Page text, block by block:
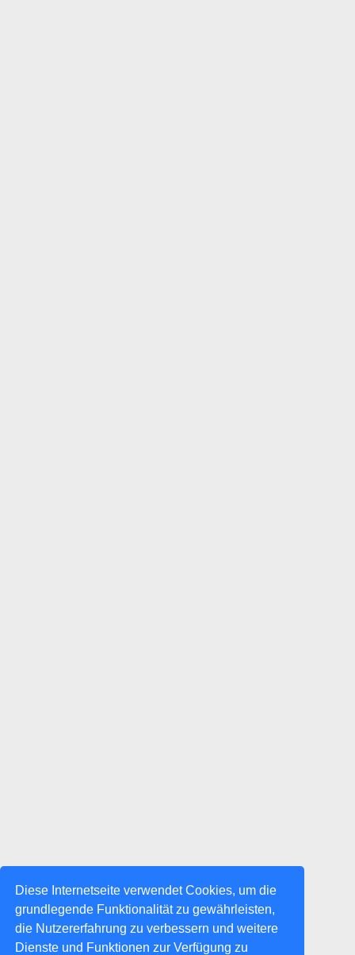
Diese Internetseite verwendet Cookies, um die
grundlegende Funktionalität zu gewährleisten,
die Nutzererfahrung zu verbessern und weitere
Dienste und Funktionen zur Verfügung zu